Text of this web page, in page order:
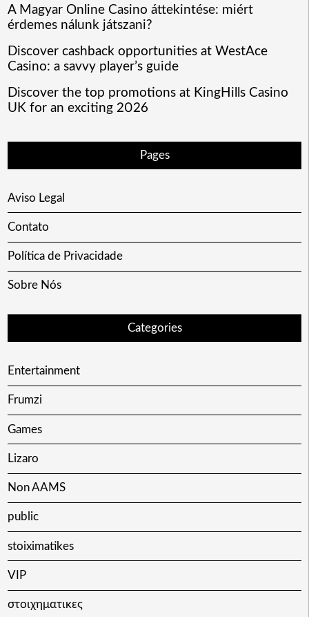
A Magyar Online Casino áttekintése: miért
érdemes nálunk játszani?
Discover cashback opportunities at WestAce
Casino: a savvy player’s guide
Discover the top promotions at KingHills Casino
UK for an exciting 2026
Pages
Aviso Legal
Contato
Política de Privacidade
Sobre Nós
Categories
Entertainment
Frumzi
Games
Lizaro
Non AAMS
public
stoiximatikes
VIP
στοιχηματικες